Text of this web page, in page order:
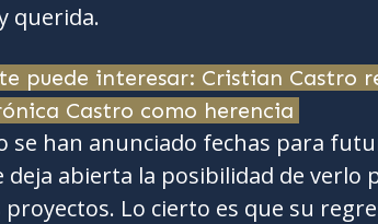
querida.
puede interesar: Cristian Castro
Castro como herencia
se han anunciado fechas para
deja abierta la posibilidad de verlo
Lo cierto es que su